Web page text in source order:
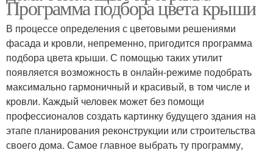
Программа подбора цвета крыши
В процессе определения с цветовыми решениями
фасада и кровли, непременно, пригодится программа
подбора цвета крыши. С помощью таких утилит
появляется возможность в онлайн-режиме подобрать
максимально гармоничный и красивый, в том числе и
кровли. Каждый человек может без помощи
профессионалов создать картинку будущего здания на
этапе планирования реконструкции или строительства
своего дома. Самое главное выбрать ту программу,